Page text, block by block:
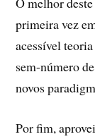
primeira vez
acessí­vel
sem-número
novos
Por fim,